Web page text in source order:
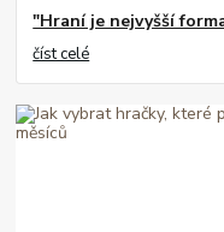
"Hraní je nejvyšší
číst celé